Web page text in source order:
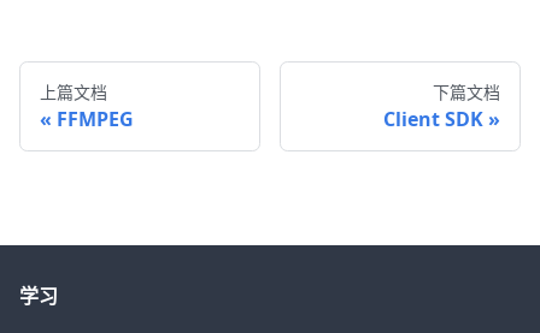
上篇文档
FFMPEG
下篇文档
Client SDK
学习